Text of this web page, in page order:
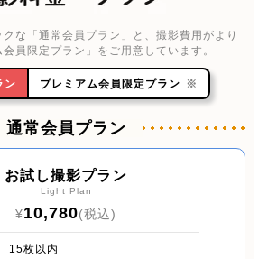
な「通常会員プラン」と、撮影費用がより
員限定プラン」をご用意しています。
ン プレミアム会員限定プラン ※
通常会員プラン
お試し撮影プラン
Light Plan
¥10,780(税込)
15枚以内